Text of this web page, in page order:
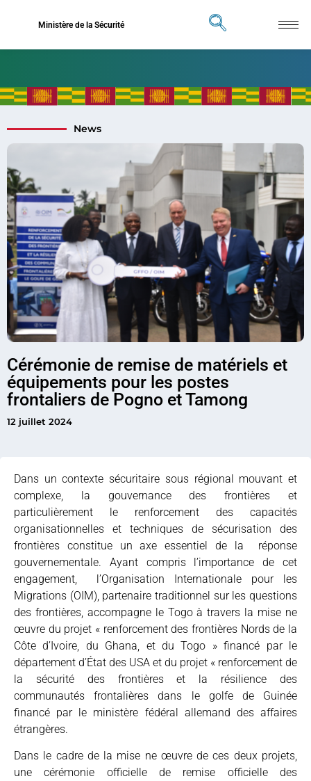
Ministère de la Sécurité
Cérémonie de remise de matériels et
équipements pour les postes
frontaliers de Pogno et Tamong
12 juillet 2024
News
Dans un contexte sécuritaire sous régional mouvant et
complexe, la gouvernance des frontières et
particulièrement le renforcement des capacités
organisationnelles et techniques de sécurisation des
frontières constitue un axe essentiel de la réponse
gouvernementale. Ayant compris l’importance de cet
engagement, l’Organisation Internationale pour les
Migrations (OIM), partenaire traditionnel sur les questions
des frontières, accompagne le Togo à travers la mise ne
œuvre du projet « renforcement des frontières Nords de la
Côte d’Ivoire, du Ghana, et du Togo » financé par le
département d’État des USA et du projet « renforcement de
la sécurité des frontières et la résilience des
communautés frontalières dans le golfe de Guinée
financé par le ministère fédéral allemand des affaires
étrangères.
Dans le cadre de la mise ne œuvre de ces deux projets,
une cérémonie officielle de remise officielle des